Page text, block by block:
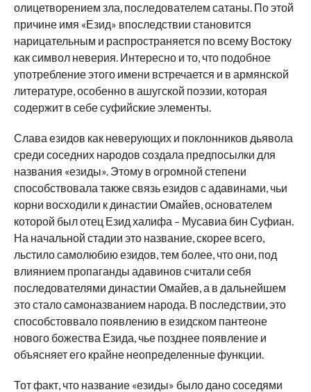
олицетворением зла, последователем сатаны. По этой
причине имя «Езид» впоследствии становится
нарицательным и распространяется по всему Востоку
как символ неверия. Интересно и то, что подобное
употребление этого имени встречается и в армянской
литературе, особенно в ашугской поэзии, которая
содержит в себе суфийские элементы.
Слава езидов как неверующих и поклонников дьявола
среди соседних народов создала предпосылки для
названия «езиды». Этому в огромной степени
способствовала также связь езидов с адавинами, чьи
корни восходили к династии Омайев, основателем
которой был отец Езид халифа – Мусавиа бин Суфиан.
На начальной стадии это название, скорее всего,
льстило самолюбию езидов, тем более, что они, под
влиянием пропаганды адавинов считали себя
последователями династии Омайев, а в дальнейшем
это стало самоназванием народа. В последствии, это
способстоввало появлению в езидском пантеоне
нового божества Езида, чье позднее появление и
объясняет его крайне неопределенные функции.
Тот факт, что название «езиды» было дано соседями